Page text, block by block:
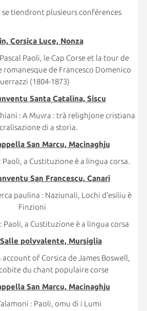
se tiendront plusieurs conférences
Corsica Luce, Nonza
Paoli, le Cap Corse et la tour de
romanesque de Francesco Domenico
(1804-1873)
Santa Catalina, Siscu
: A Muvra : trà relighjone cristiana
di a storia.
San Marcu, Macinaghju
a Custituzione è a lingua corsa.
San Francescu, Canari
paulina : Naziunali, Lochi d’esiliu è
Finzioni
Paoli, a Custituzione è a lingua corsa
polyvalente, Mursiglia
of Corsica de James Boswell,
du chant populaire corse
San Marcu, Macinaghju
: Paoli, omu di i Lumi